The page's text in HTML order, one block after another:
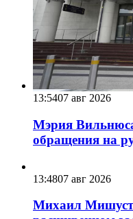
13:5407 авг 2026
Мэрия
обращения на
13:4807 авг 2026
Михаил